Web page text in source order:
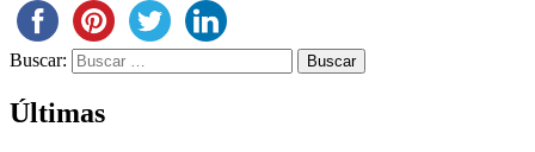
Buscar:
Últimas